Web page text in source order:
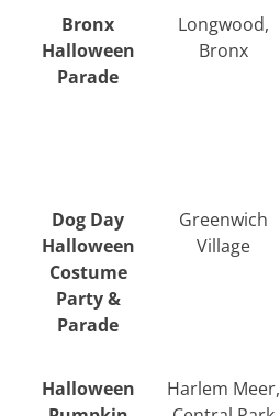
Bronx
Halloween
Parade
Longwood,
Bronx
Dog Day
Halloween
Costume
Party &
Parade
Greenwich
Village
Halloween
Harlem Meer,